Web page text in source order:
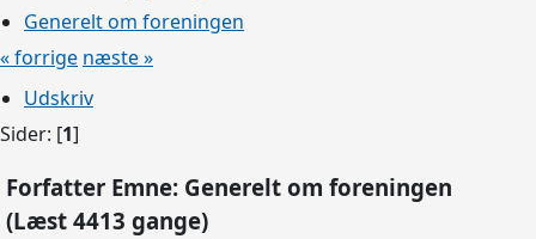
Generelt om foreningen
« forrige næste »
Udskriv
Sider: [1]
Forfatter Emne: Generelt om foreningen
(Læst 4413 gange)